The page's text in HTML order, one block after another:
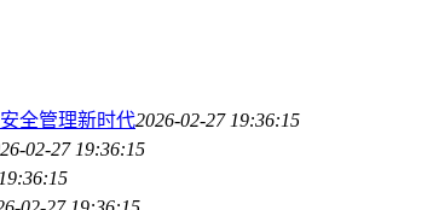
全管理新时代2026-02-27 19:36:15
02-27 19:36:15